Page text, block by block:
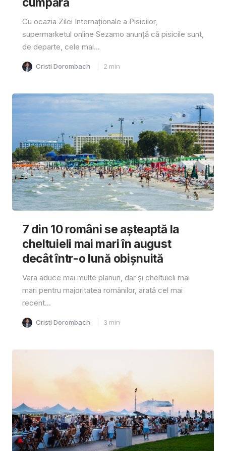
Cu ocazia Zilei Internaționale a Pisicilor,
supermarketul online Sezamo anunță că pisicile sunt,
de departe, cele mai...
Cristi Dorombach 2 min
7 din 10 români se așteaptă la
cheltuieli mai mari în august
decât într-o lună obișnuită
Vara aduce mai multe planuri, dar și cheltuieli mai
mari pentru majoritatea românilor, arată cel mai
recent...
Cristi Dorombach 3 min